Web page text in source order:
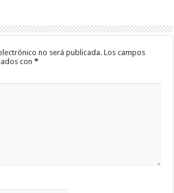
no será publicada. Los campos
con*